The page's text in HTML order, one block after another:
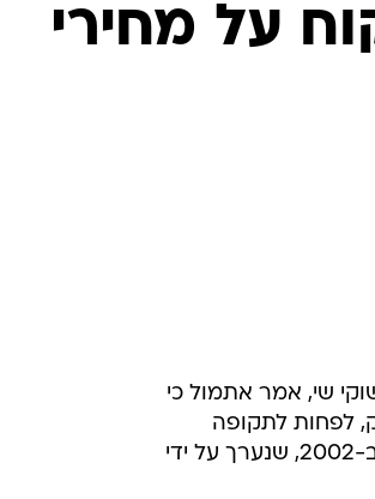
על מחירי
שי, אמר אתמול כי
לפחות לתקופה